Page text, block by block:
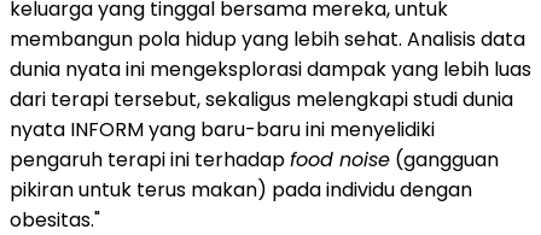
keluarga yang tinggal bersama mereka, untuk
membangun pola hidup yang lebih sehat. Analisis data
dunia nyata ini mengeksplorasi dampak yang lebih luas
dari terapi tersebut, sekaligus melengkapi studi dunia
nyata INFORM yang baru-baru ini menyelidiki
pengaruh terapi ini terhadapfood noise (gangguan
pikiran untuk terus makan) pada individu dengan
obesitas."